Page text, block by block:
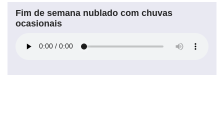
Fim de semana nublado com chuvas
ocasionais